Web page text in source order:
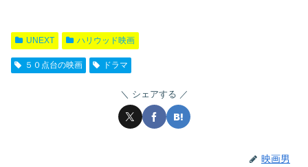
UNEXT ハリウッド映画
５０点台の映画 ドラマ
シェアする
映画男